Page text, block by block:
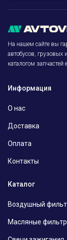
На нашем сайте вы
автобусов,
каталогом запчастей
Информация
О нас
Доставка
Оплата
Контакты
Каталог
Воздушный
Масляные